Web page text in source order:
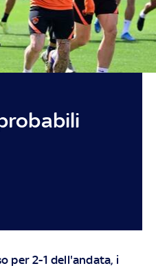
per 2-1 dell'andata, i